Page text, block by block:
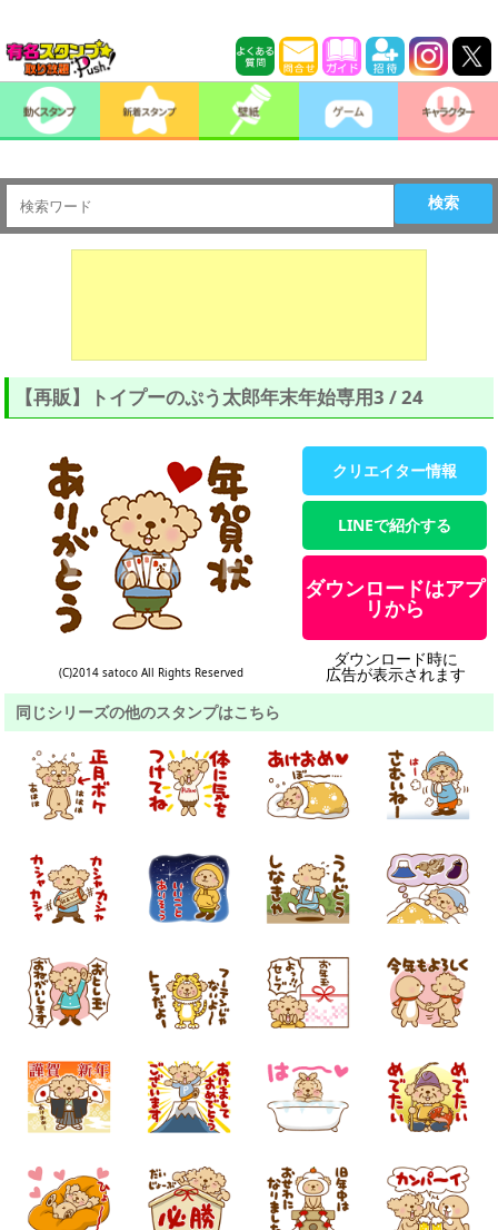
検索
【再販】トイプーのぷう太郎年末年始専用3 / 24
(C)2014 satoco All Rights Reserved
クリエイター情報
LINEで紹介する
ダウンロードはアプ
リから
ダウンロード時に
広告が表示されます
同じシリーズの他のスタンプはこちら